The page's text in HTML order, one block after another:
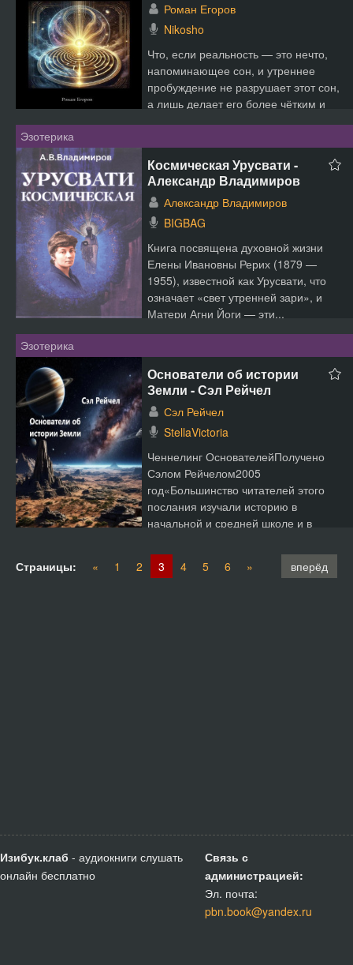
Роман Егоров
Nikosho
Что, если реальность — это нечто,
напоминающее сон, и утреннее
пробуждение не разрушает этот сон,
а лишь делает его более чётким и
Эзотерика
Космическая Урусвати -
Александр Владимиров
Александр Владимиров
BIGBAG
Книга посвящена духовной жизни
Елены Ивановны Рерих (1879 —
1955), известной как Урусвати, что
означает «свет утренней зари», и
Матери Агни Йоги — эти...
Эзотерика
Основатели об истории
Земли - Сэл Рейчел
Сэл Рейчел
StellaVictoria
Ченнелинг ОснователейПолучено
Сэлом Рейчелом2005
год«Большинство читателей этого
послания изучали историю в
начальной и средней школе и в
вперёд
Страницы: « 1 2 3 4 5 6 »
Изибук.клаб - аудиокниги слушать
онлайн бесплатно
Связь с
администрацией:
Эл. почта:
pbn.book@yandex.ru